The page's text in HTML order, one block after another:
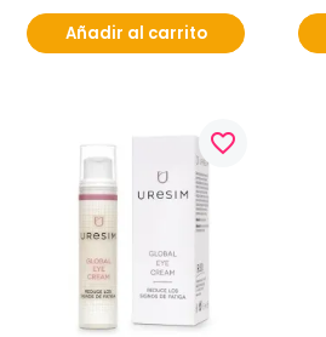
Añadir al carrito
favorite_border